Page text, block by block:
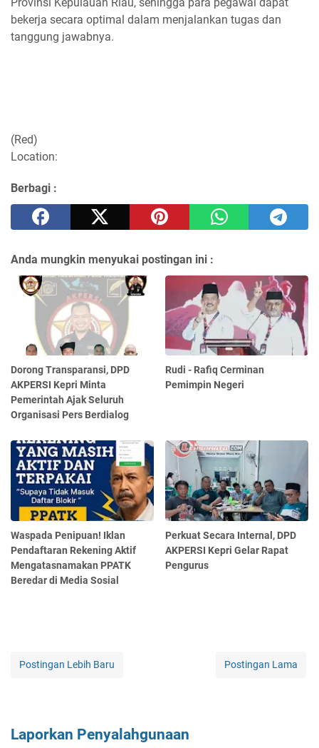
bekerja secara optimal dalam menjalankan tugas dan
tanggung jawabnya.
(Red)
Location:
Berbagi :
Anda mungkin menyukai postingan ini :
Dorong Transparansi, DPD
AKPERSI Kepri Minta
Pemerintah Ajak Seluruh
Organisasi Pers Berdialog
Rudi - Rafiq Cerminan
Pemimpin Negeri
Waspada Penipuan! Iklan
Pendaftaran Rekening Aktif
Mengatasnamakan PPATK
Beredar di Media Sosial
Perkuat Secara Internal, DPD
AKPERSI Kepri Gelar Rapat
Pengurus
Postingan Lebih Baru Postingan Lama
Laporkan Penyalahgunaan